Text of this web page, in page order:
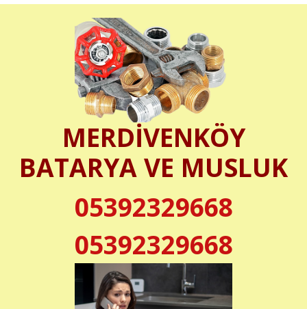
MERDİVENKÖY
BATARYA VE MUSLUK
05392329668
05392329668